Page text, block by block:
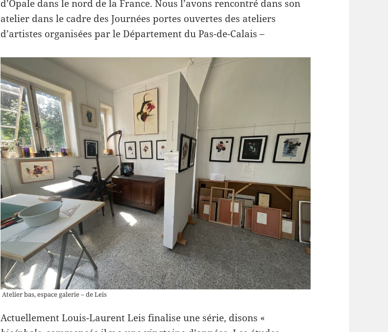
d’Opale dans le nord de la France. Nous l’avons rencontré dans son
atelier dans le cadre des Journées portes ouvertes des ateliers
d’artistes organisées par le Département du Pas-de-Calais –
Atelier bas, espace galerie – de Leis
Actuellement Louis-Laurent Leis finalise une série, disons «